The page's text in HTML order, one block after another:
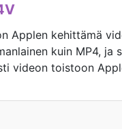
Applen kehittämä
kuin MP4, ja
videon toistoon